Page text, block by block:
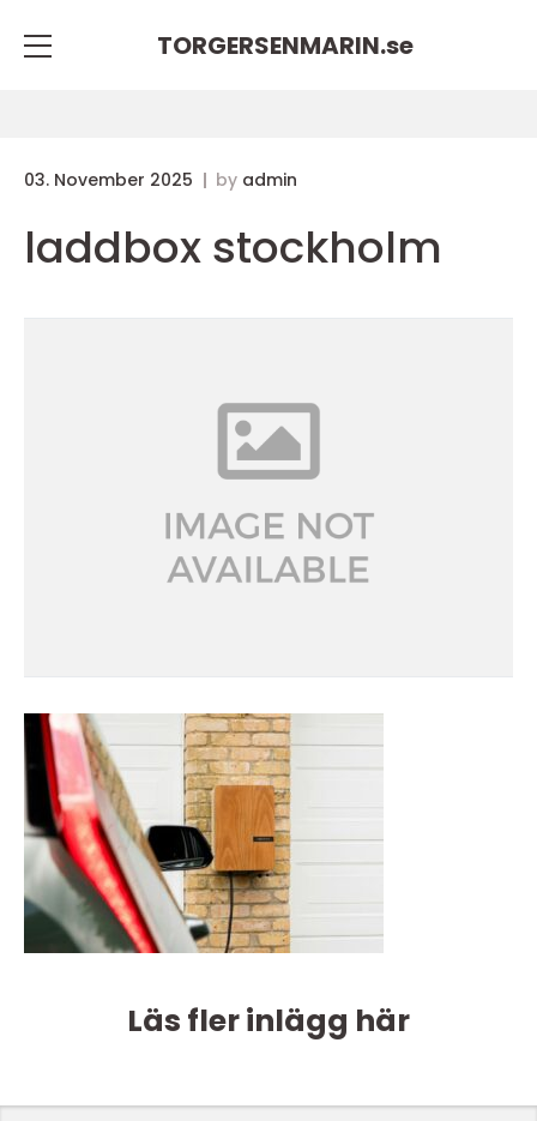
TORGERSENMARIN.se
03. November 2025 by admin
laddbox stockholm
Läs fler inlägg här